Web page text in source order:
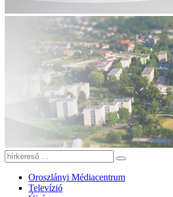
Oroszlányi Médiacentrum
Televízió